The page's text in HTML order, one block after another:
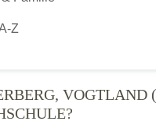
VOGTLAND
Z